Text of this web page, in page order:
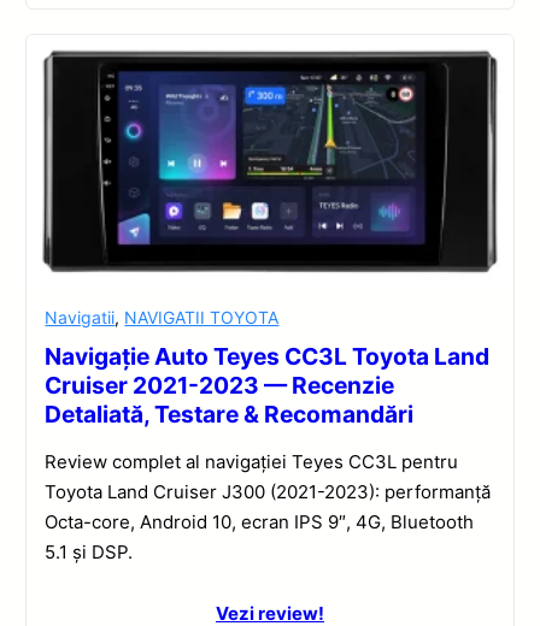
Navigatii, NAVIGATII TOYOTA
Navigație Auto Teyes CC3L Toyota Land
Cruiser 2021-2023 — Recenzie
Detaliată, Testare & Recomandări
Review complet al navigației Teyes CC3L pentru
Toyota Land Cruiser J300 (2021-2023): performanță
Octa-core, Android 10, ecran IPS 9″, 4G, Bluetooth
5.1 și DSP.
Vezi review!